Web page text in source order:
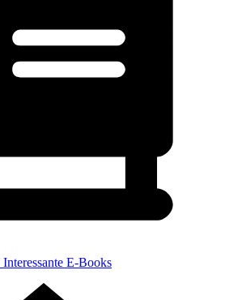
Interessante E-Books